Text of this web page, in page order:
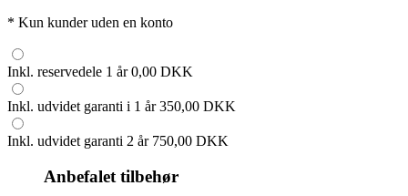
* Kun kunder uden en konto
Inkl. reservedele 1 år0,00 DKK
Inkl. udvidet garanti i 1 år350,00 DKK
Inkl. udvidet garanti 2 år 750,00 DKK
Anbefalet tilbehør